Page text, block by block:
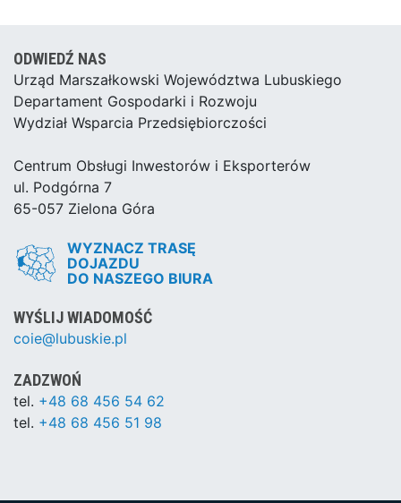
ODWIEDŹ NAS
Urząd Marszałkowski Województwa Lubuskiego
Departament Gospodarki i Rozwoju
Wydział Wsparcia Przedsiębiorczości
Centrum Obsługi Inwestorów i Eksporterów
ul. Podgórna 7
65-057 Zielona Góra
WYZNACZ TRASĘ
DOJAZDU
DO NASZEGO BIURA
WYŚLIJ WIADOMOŚĆ
coie@lubuskie.pl
ZADZWOŃ
tel. +48 68 456 54 62
tel. +48 68 456 51 98